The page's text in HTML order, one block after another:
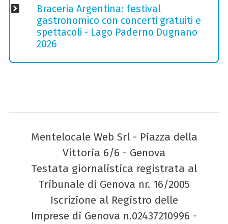
Braceria Argentina: festival
gastronomico con concerti gratuiti e
spettacoli - Lago Paderno Dugnano
2026
Mentelocale Web Srl - Piazza della
Vittoria 6/6 - Genova
Testata giornalistica registrata al
Tribunale di Genova nr. 16/2005
Iscrizione al Registro delle
Imprese di Genova n.02437210996 -